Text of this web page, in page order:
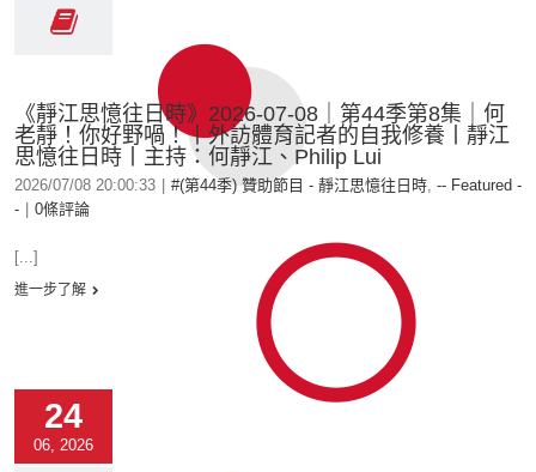
《靜江思憶往日時》2026-07-08｜第44季第8集｜何
老靜！你好野喎！丨外訪體育記者的自我修養丨靜江
思憶往日時丨主持：何靜江、Philip Lui
2026/07/08 20:00:33 #(第44季) 贊助節目 - 靜江思憶往日時, -- Featured -
-
0條評論
[...]
進一步了解
24
06, 2026